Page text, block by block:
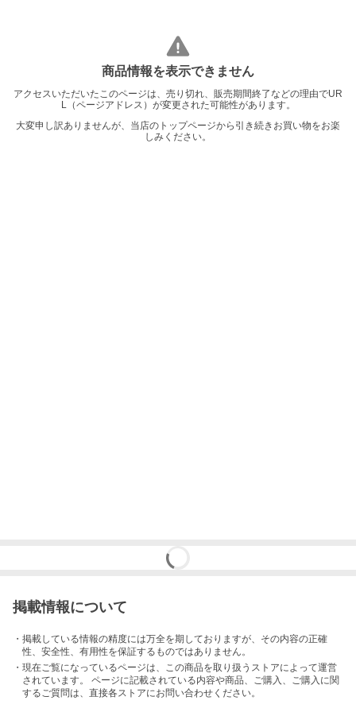
商品情報を表示できません
アクセスいただいたこのページは、売り切れ、販売期間終了などの理由でUR
L（ページアドレス）が変更された可能性があります。
大変申し訳ありませんが、当店のトップページから引き続きお買い物をお楽
しみください。
掲載情報について
・掲載している情報の精度には万全を期しておりますが、その内容の正確
性、安全性、有用性を保証するものではありません。
・現在ご覧になっているページは、この商品を取り扱うストアによって運営
されています。 ページに記載されている内容や商品、ご購入 、ご購入に関
するご質問は、直接各ストアにお問い合わせください。